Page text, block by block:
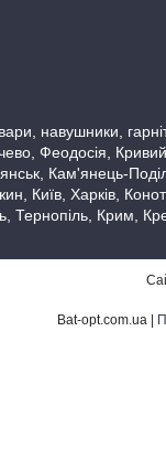
навушники,
Феодосія,
Кам'янець-
Київ, Харків,
Тернопіль, Крим,